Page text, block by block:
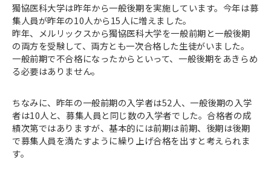
獨協医科大学は昨年から一般後期を実施しています。今年は募
集人員が昨年の10人から15人に増えました。
昨年、メルリックスから獨協医科大学を一般前期と一般後期
の両方を受験して、両方とも一次合格した生徒がいました。
一般前期で不合格になったからといって、一般後期をあきらめ
る必要はありません。
ちなみに、昨年の一般前期の入学者は52人、一般後期の入学
者は10人と、募集人員と同じ数の入学者でした。合格者の成
績次第ではありますが、基本的には前期は前期、後期は後期
で募集人員を満たすように繰り上げ合格を出すと考えられま
す。